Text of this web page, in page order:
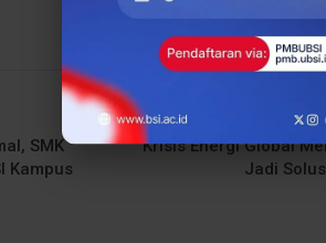
SMK
Kampus
Krisis Energi Global
Jadi